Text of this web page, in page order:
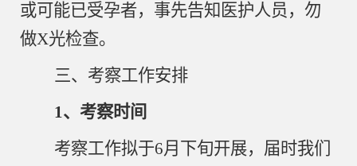
或可能已受孕者，事先告知医护人员，勿
做X光检查。
三、考察工作安排
1、考察时间
考察工作拟于6月下旬开展，届时我们